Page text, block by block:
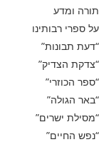
תורה ומדע
על ספרי רבותינו
“דעת תבונות”
“צדקת הצדיק”
“ספר הכוזרי”
“באר הגולה”
“מסילת ישרים”
“נפש החיים”